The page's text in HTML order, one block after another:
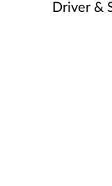
Driver &